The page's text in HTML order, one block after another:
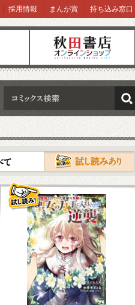
オンラインショップ
採用情報 まんが賞 持ち込み窓口
検索